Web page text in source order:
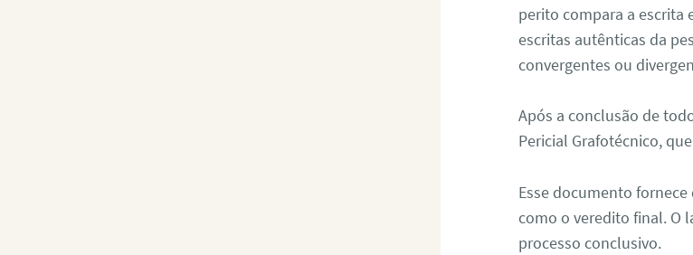
perito compara a escrita
escritas autênticas da
convergentes ou
Após a conclusão de
Pericial Grafotécnico,
Esse documento
como o veredito final. O
processo conclusivo.